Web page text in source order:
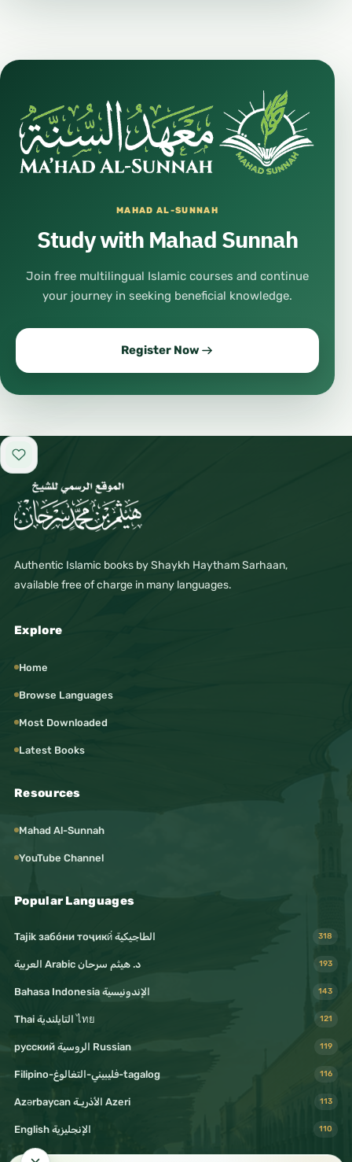
MAHAD AL-SUNNAH
Study with Mahad Sunnah
Join free multilingual Islamic courses and continue
your journey in seeking beneficial knowledge.
Register Now
Add to favorites
Authentic Islamic books by Shaykh Haytham Sarhaan,
available free of charge in many languages.
Explore
Home
Browse Languages
Most Downloaded
Latest Books
Resources
Mahad Al-Sunnah
YouTube Channel
Popular Languages
Tajik забо́ни тоҷикӣ́ الطاجيكية 318
د. هيثم سرحان Arabic العربية 193
Bahasa Indonesia الإندونيسية 143
Thai التايلندية ไทย 121
русский الروسية Russian 119
Filipino-فليبيني-التغالوغ-tagalog 116
Azərbaycan الأذريـة Azeri 113
English الإنجليزية 110